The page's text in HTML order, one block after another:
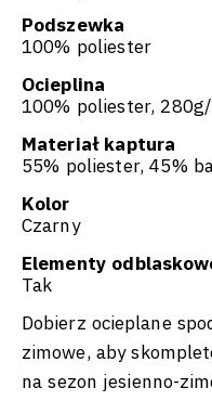
Podszewka
100% poliester
Ocieplina
100% poliester,
Materiał kaptura
55% poliester, 45%
Kolor
Czarny
Elementy
Tak
Dobierz ocieplane
zimowe, aby
na sezon jesienno-